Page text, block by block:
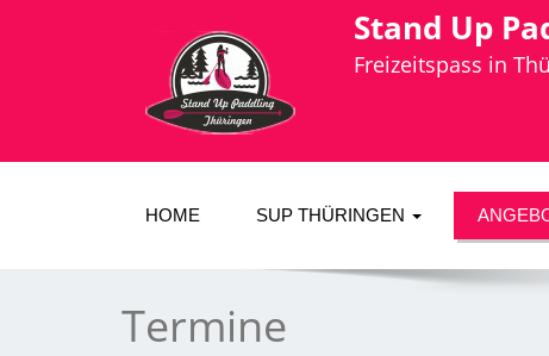
Stand Up
Freizeitspass in
HOME SUP THÜRINGEN
Termine